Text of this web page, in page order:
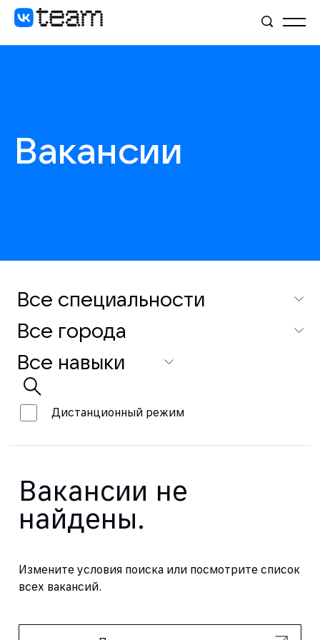
Вакансии
Дистанционный режим
Вакансии не
найдены.
Измените условия поиска или посмотрите список
всех вакансий.